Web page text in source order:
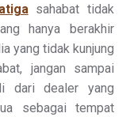
sahabat tidak
hanya berakhir
yang tidak kunjung
jangan sampai
dari dealer yang
sebagai tempat